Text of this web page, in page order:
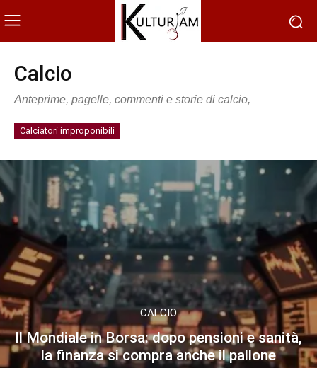
Calcio
Anteprime, pagelle, commenti e storie di calcio,
Calciatori improponibili
CALCIO
Il Mondiale in Borsa: dopo pensioni e sanità,
la finanza si compra anche il pallone